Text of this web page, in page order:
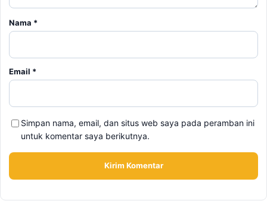
Nama *
Email *
Simpan nama, email, dan situs web saya pada peramban ini
untuk komentar saya berikutnya.